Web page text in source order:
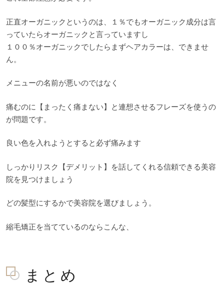
正直オーガニックというのは、１％でもオーガニック成分は言
っていたらオーガニックと言っていますし
１００％オーガニックでしたらまずヘアカラーは、できませ
ん。
メニューの名前が悪いのではなく
痛むのに【まったく痛まない】と連想させるフレーズを使うの
が問題です。
良い色を入れようとすると必ず痛みます
しっかりリスク【デメリット】を話してくれる信頼できる美容
院を見つけましょう
どの髪型にするかで美容院を選びましょう。
縮毛矯正を当てているのならこんな、
まとめ